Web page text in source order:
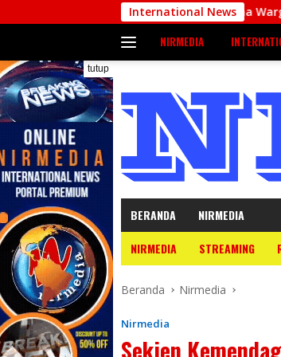
ke
International News
Biak Utara Komsos Bersama Warga Kampung
NIRMEDIA
tutup
BERANDA
NIRMEDIA
NIRMEDIA
STREAMING
Beranda Nirmedia
Nirmedia
Sekjen